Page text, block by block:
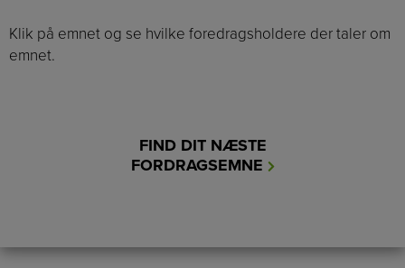
Klik på emnet og se hvilke foredragsholdere der taler om
emnet.
FIND DIT NÆSTE
FORDRAGSEMNE